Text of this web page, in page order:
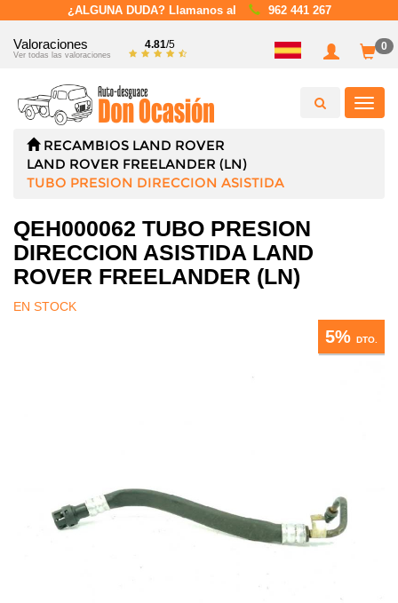
¿ALGUNA DUDA? Llamanos al 962 441 267
Valoraciones
Ver todas las valoraciones
4.81/5 0
RECAMBIOS LAND ROVER
LAND ROVER FREELANDER (LN)
TUBO PRESION DIRECCION ASISTIDA
QEH000062 TUBO PRESION
DIRECCION ASISTIDA LAND
ROVER FREELANDER (LN)
EN STOCK
5% DTO.